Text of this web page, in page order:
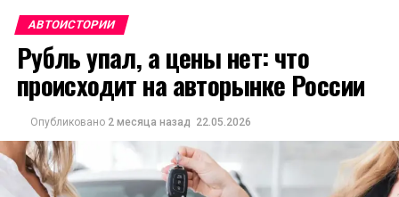
АВТОИСТОРИИ
Рубль упал, а цены нет: что
происходит на авторынке России
Опубликовано 2 месяца назад 22.05.2026